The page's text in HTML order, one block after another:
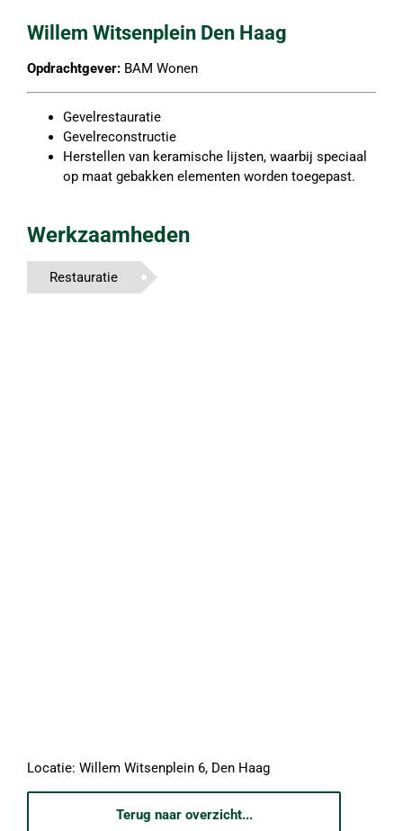
Willem Witsenplein Den Haag
Opdrachtgever: BAM Wonen
Gevelrestauratie
Gevelreconstructie
Herstellen van keramische lijsten, waarbij speciaal
op maat gebakken elementen worden toegepast.
Werkzaamheden
Restauratie
Locatie: Willem Witsenplein 6, Den Haag
Terug naar overzicht...